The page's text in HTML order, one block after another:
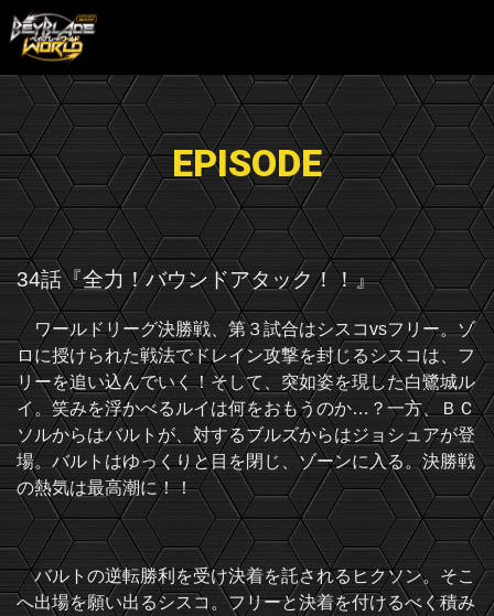
EPISODE
34話『全力！バウンドアタック！！』
ワールドリーグ決勝戦、第３試合はシスコvsフリー。ゾ
ロに授けられた戦法でドレイン攻撃を封じるシスコは、フ
リーを追い込んでいく！そして、突如姿を現した白鷺城ル
イ。笑みを浮かべるルイは何をおもうのか…？一方、ＢＣ
ソルからはバルトが、対するブルズからはジョシュアが登
場。バルトはゆっくりと目を閉じ、ゾーンに入る。決勝戦
の熱気は最高潮に！！
バルトの逆転勝利を受け決着を託されるヒクソン。そこ
へ出場を願い出るシスコ。フリーと決着を付けるべく積み